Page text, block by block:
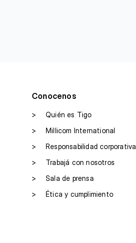
Conocenos
>
Quién es Tigo
>
Millicom International
>
Responsabilidad corporativa
>
Trabajá con nosotros
>
Sala de prensa
>
Ética y cumplimiento